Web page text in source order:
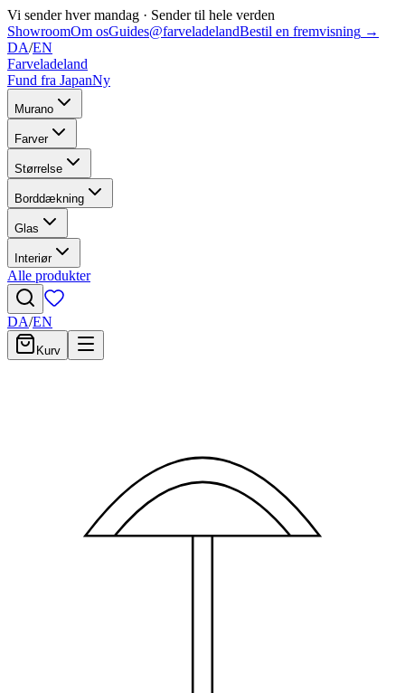
Vi sender hver mandag · Sender til hele verden
ShowroomOm osGuides@farveladelandBestil en fremvisning →
DA/EN
Farveladeland
Fund fra JapanNy
Murano
Farver
Størrelse
Borddækning
Glas
Interiør
Alle produkter
DA/EN
Kurv